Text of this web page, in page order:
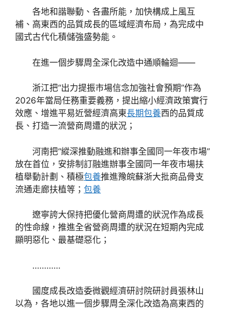
各地和諧聯動、各盡所能，加快構成上風互
補、高東西的品質成長的區域經濟布局，為完成中
國式古代化積儲強盛勢能。
在進一個步驟周全深化改造中通順輪迴——
浙江把“出力提振市場信念加強社會預期”作為
2026年當局任務重要義務，提出縮小經濟政策實行
效應、增進平易近營經濟高東長期包養西的品質成
長、打造一流營商周遭的狀況；
河南把“縱深推動融進和辦事全國同一年夜市場”
放在首位，安排制訂融進辦事全國同一年夜市場扶
植舉動計劃、積極包養推進豫皖蘇浙大批商品骨支
流通走廊扶植等； 包養
遼寧誇大保持把優化營商周遭的狀況作為成長
的性命線，推進全省營商周遭的狀況在短期內完成
顯明惡化、最基礎惡化；
…………
國度成長改造委微觀經濟研討院研討員張林山
以為，各地以進一個步驟周全深化改造為高東西的